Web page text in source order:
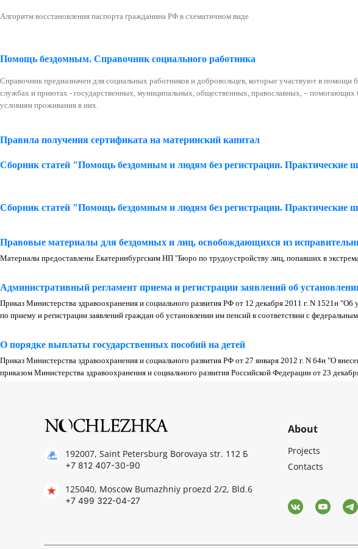
Алгоритм восстановления паспорта гражданина РФ в схематичном виде
Помощь бездомным. Справочник социального работника
Справочник предназначен для социальных работников и добровольцев, которые участвуют в
службах и приютах - государственных, муниципальных, общественных, православных, –
условиям проживания в них.
Правила получения сертификата на материнский капитал
Сборник статей "Помощь бездомным и людям без регистрации. Практические
Сборник статей "Помощь бездомным и людям без регистрации. Практические
Правовые материалы для бездомных и лиц, освобождающихся из
Материалы предоставлены Екатеринбургским НП "Бюро по трудоустройству лиц, попавших в
Административный регламент приема и регистрации заявлений об
Приказ Министерства здравоохранения и социального развития РФ от 12 декабря 2011 г. N 1521н
по приему и регистрации заявлений граждан об установлении им пенсий в соответствии с
О порядке выплаты государственных пособий на детей
Приказ Министерства здравоохранения и социального развития РФ от 27 января 2012 г. N 64н "О
приказом Министерства здравоохранения и социального развития Российской Федерации от 23
192007, Saint Petersburg Borovaya str. 112 Б
+7 812 407-30-90
125040, Moscow Bumazhniy proezd 2/2, Bld.6
+7 499 322-04-27
About
Projects
Contacts